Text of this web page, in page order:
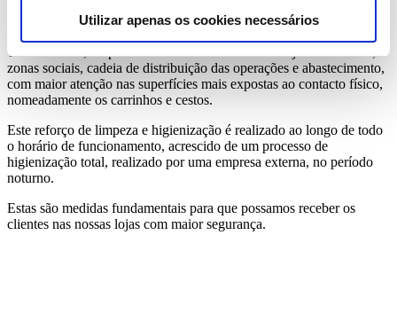
Utilizar apenas os cookies necessários
Limpeza e higienização das lojas
Todos os dias, limpamos e desinfetamos todas as lojas Continente,
zonas sociais, cadeia de distribuição das operações e abastecimento,
com maior atenção nas superfícies mais expostas ao contacto físico,
nomeadamente os carrinhos e cestos.
Este reforço de limpeza e higienização é realizado ao longo de todo
o horário de funcionamento, acrescido de um processo de
higienização total, realizado por uma empresa externa, no período
noturno.
Estas são medidas fundamentais para que possamos receber os
clientes nas nossas lojas com maior segurança.